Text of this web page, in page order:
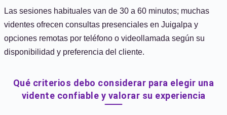
Las sesiones habituales van de 30 a 60 minutos; muchas
videntes ofrecen consultas presenciales en Juigalpa y
opciones remotas por teléfono o videollamada según su
disponibilidad y preferencia del cliente.
Qué criterios debo considerar para elegir una
vidente confiable y valorar su experiencia